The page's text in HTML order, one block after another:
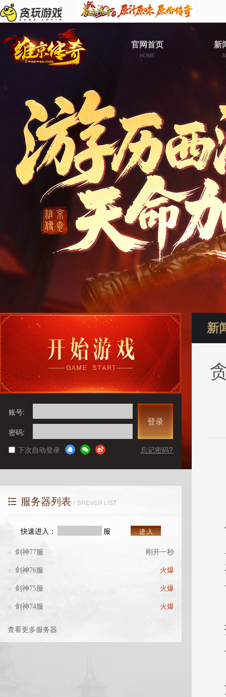
官网首页
HOME
新
账号:
密码:
登录
下次自动登录 忘记密码?
服务器列表 SREVER LIST
快速进入： 服 进 入
剑神77服 刚开一秒
剑神76服 火爆
剑神75服 火爆
剑神74服 火爆
查看更多服务器
新